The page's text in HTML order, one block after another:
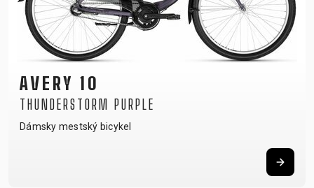
AVERY 10
THUNDERSTORM PURPLE
Dámsky mestský bicykel